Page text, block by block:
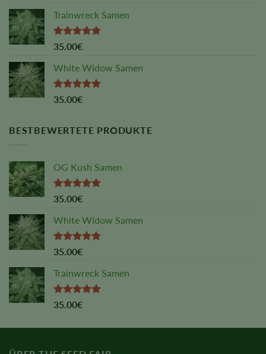
of 5
Trainwreck Samen
Rated5.00
35.00€
White Widow Samen
Rated5.00
35.00€
BESTBEWERTETE PRODUKTE
OG Kush Samen
Rated5.00
35.00€
White Widow Samen
Rated5.00
35.00€
Trainwreck Samen
Rated5.00
35.00€